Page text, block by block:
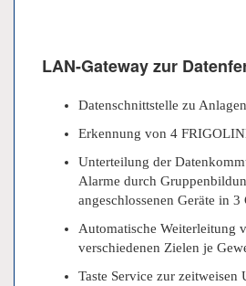
LAN-Gateway zur
Datenschnittstelle zu
Erkennung von 4
Unterteilung der
Alarme durch
angeschlossenen Geräte in 3
Automatische Weiterleitung
verschiedenen Zielen je
Taste Service zur zeitweisen